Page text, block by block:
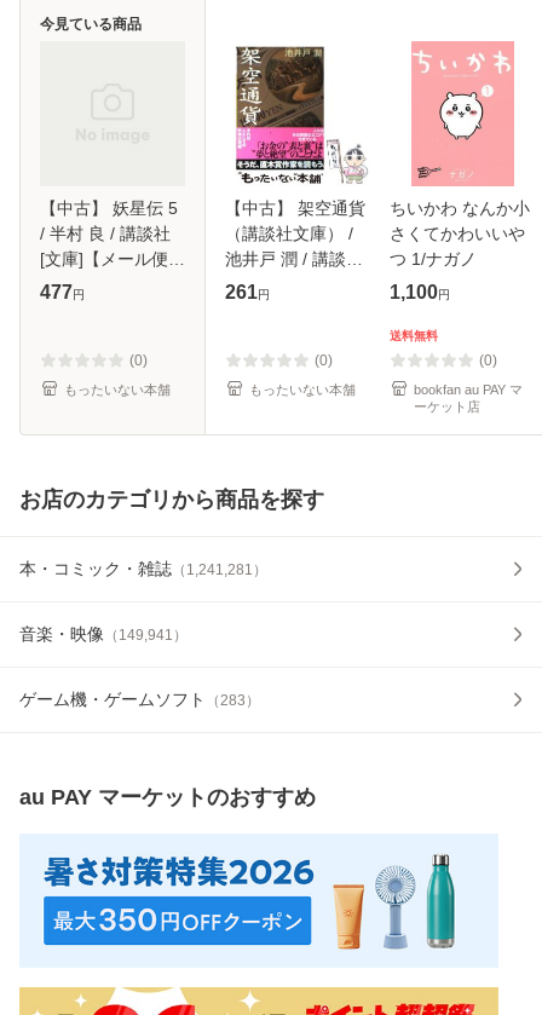
【中古】 妖星伝 5
/ 半村 良 / 講談社
[文庫]【メール便送
料無料】
477円
(0)
もったいない本舗
今見ている商品
【中古】 架空通貨
（講談社文庫） /
池井戸 潤 / 講談社
[文庫]【メール便送
261円
(0)
もったいない本舗
ちいかわ なんか小
さくてかわいいや
つ 1/ナガノ
1,100円
送料無料
(0)
bookfan au PAY マ
ーケット店
お店のカテゴリから商品を探す
本・コミック・雑誌 （ 1,241,281 ）
音楽・映像 （ 149,941 ）
ゲーム機・ゲームソフト （283 ）
au PAY マーケットのおすすめ